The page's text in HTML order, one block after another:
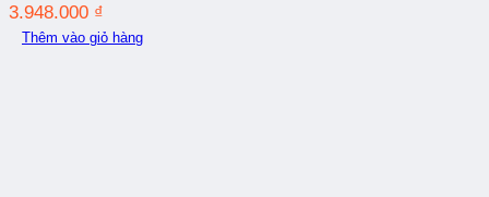
3.948.000 ₫
Thêm vào giỏ hàng